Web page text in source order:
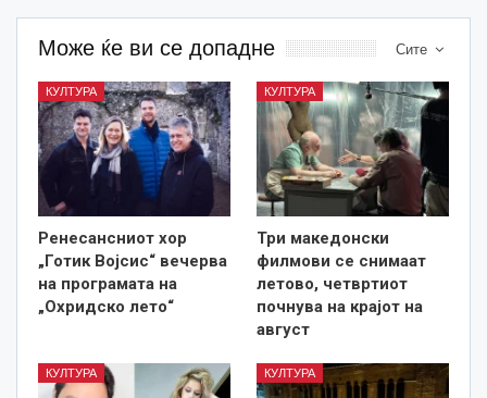
Сите
Може ќе ви се допадне
КУЛТУРА
Ренесансниот хор
„Готик Војсис“ вечерва
на програмата на
„Охридско лето“
КУЛТУРА
Три македонски
филмови се снимаат
летово, четвртиот
почнува на крајот на
август
КУЛТУРА КУЛТУРА